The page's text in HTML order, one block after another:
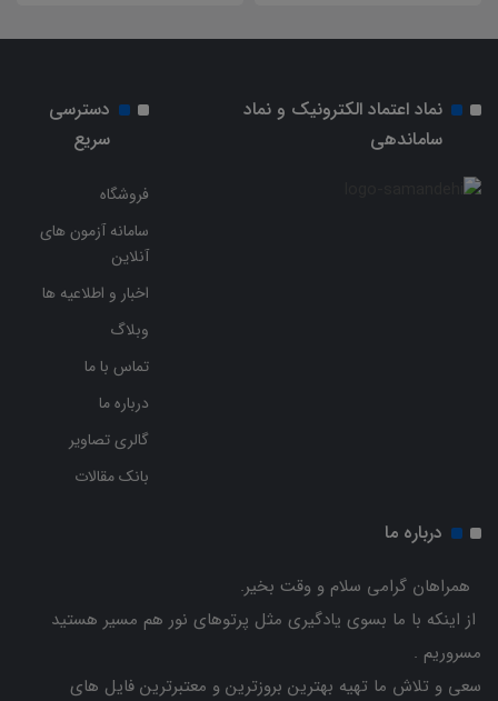
نماد اعتماد الکترونیک و نماد
ساماندهی
دسترسی
سریع
فروشگاه
سامانه آزمون های
آنلاین
اخبار و اطلاعیه ها
وبلاگ
تماس با ما
درباره ما
گالری تصاویر
بانک مقالات
درباره ما
همراهان گرامی سلام و وقت بخیر.
از اینکه با ما بسوی یادگیری مثل پرتوهای نور هم مسیر هستید
مسروریم .
سعی و تلاش ما تهیه بهترین بروزترین و معتبرترین فایل های